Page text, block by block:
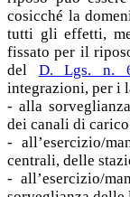
cosicché la
tutti gli effetti,
fissato per il
del D. Lgs. n.
integrazioni, per i
- alla
dei canali di
- all’esercizio/
centrali, delle
- all’esercizio/